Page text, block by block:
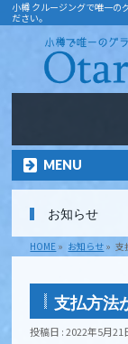
小樽 クルージングで唯一の
ださい。
MENU
お知らせ
HOME » お知らせ » 支
支払方法
投稿日 : 2022年5月21